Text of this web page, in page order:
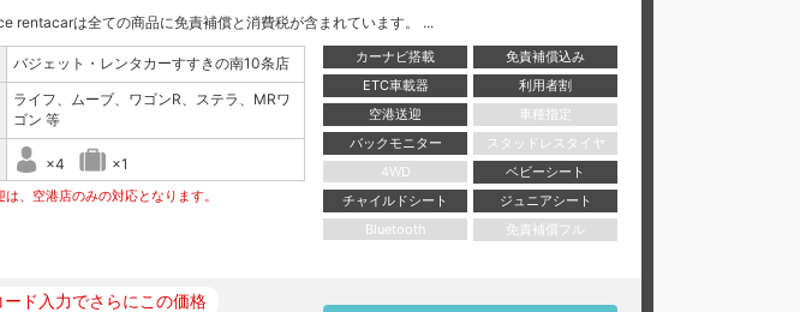
rentacarは全ての商品に免責補償と消費税が含まれています。 ...
バジェット・レンタカーすすきの南10条店
ライフ、ムーブ、ワゴンR、ステラ、MRワ
ゴン 等
×4 ×1
、空港店のみの対応となります。
カーナビ搭載
免責補償込み
ETC車載器
利用者割
空港送迎
車種指定
バックモニター
スタッドレスタイヤ
4WD
ベビーシート
チャイルドシート
ジュニアシート
Bluetooth
免責補償フル
ード入力でさらにこの価格